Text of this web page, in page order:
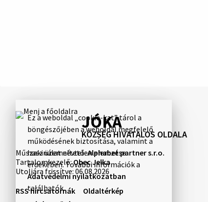
Ez a weboldal „cookie-kat” tárol a
böngészőjében a weboldal megfelelő
működésének biztosítása, valamint a
használat névtelen elemzése
érdekében. További információk a
Adatvédelmi nyilatkozatban
találhatók.
JÓKA
KÖZSÉG HIVATALOS OLDALA
Műszaki üzemeltető:Alphabet partner s.r.o.
Tartalomkezelő:Obec Jelka
Utoljára frissítve: 06.08.2026
RSS hírcsatornák
Oldaltérkép